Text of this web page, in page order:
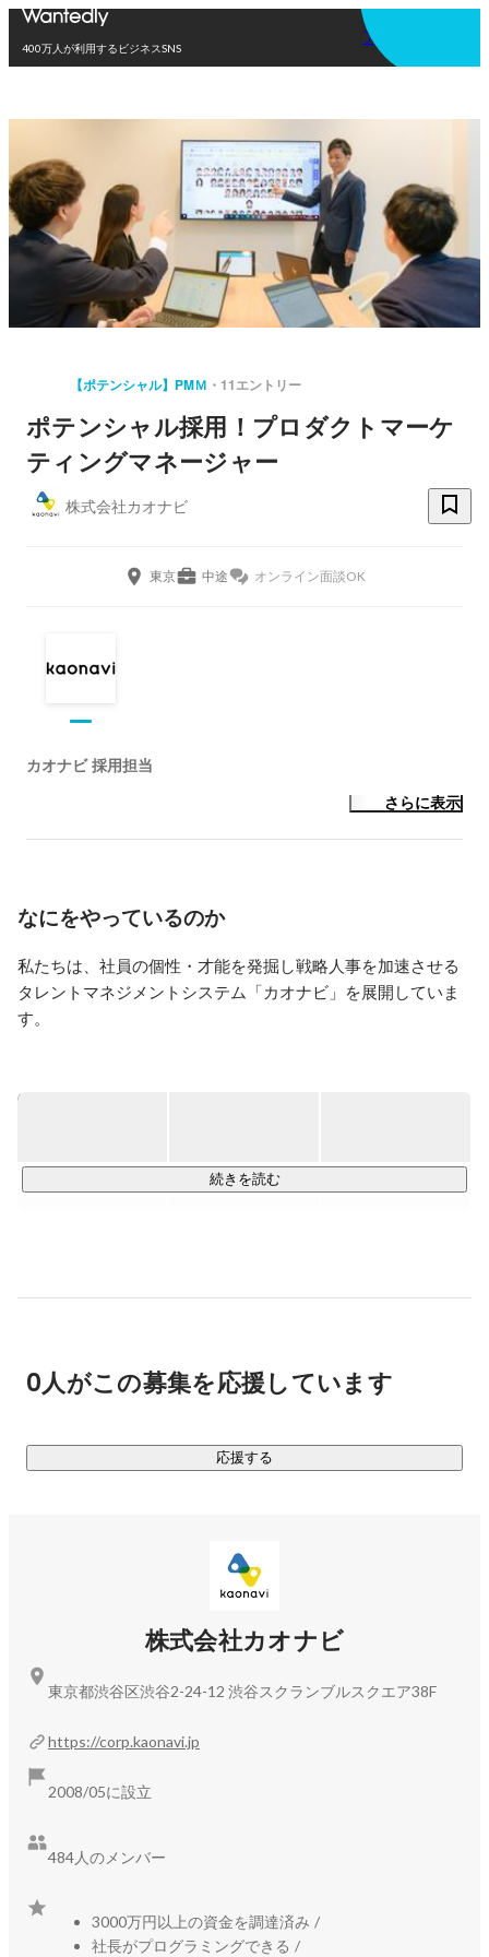
400万人が利用するビジネスSNS
アプリを使う
【ポテンシャル】PMＭ 11エントリー
ポテンシャル採用！プロダクトマーケ
ティングマネージャー
株式会社カオナビ
東京 中途 オンライン面談OK
カオナビ 採用担当
さらに表示
なにをやっているのか
私たちは、社員の個性・才能を発掘し戦略人事を加速させる
タレントマネジメントシステム「カオナビ」を展開していま
す。
今まで紙やExcel、システム、社員の頭の中などに散在してい
現在は、企業規模や業種問わず、4,100社以上（2024年12月
2022年度予測）
い」というデータがあるといいますが、弊社がターゲットと
しているのはまさにこの規模の企業です。
導入社数は、約3,700社と市場の7％にも満たない状況です。
まだまだ日本のタレントマネジメントを変革できる余地があ
ります。
プロダクト展開においては、2023年5月に中期経営方針の一
つとして「継続的なARRの成長」を定めました。
マーケティング投資やパートナーの活用などによる利用数の
拡大や、新機能や新サービスの開発によるARPUの向上に注力
します。
https://newspicks.com/news/4664662?ref=picked-news_9322
続きを読む
0人がこの募集を応援しています
応援する
株式会社カオナビ
https://corp.kaonavi.jp
2008/05に設立
484人のメンバー
3000万円以上の資金を調達済み /
社長がプログラミングできる /
東京都渋谷区渋谷2-24-12 渋谷スクランブルスクエア38F